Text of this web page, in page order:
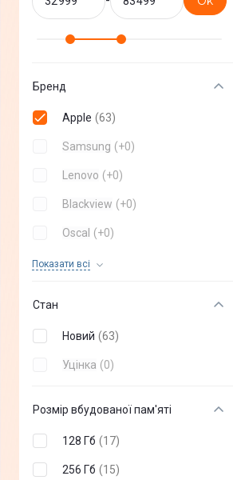
Бренд
Apple (63)
Samsung (+0)
Lenovo (+0)
Blackview (+0)
Oscal (+0)
Показати всi
Xiaomi (
Ulefone (+0)
OnePlus (+0
Huawei ( +0
Стан
Новий (63)
Уцінка (0)
Розмір вбудованої пам'яті
128 Гб (17)
256 Гб (15)